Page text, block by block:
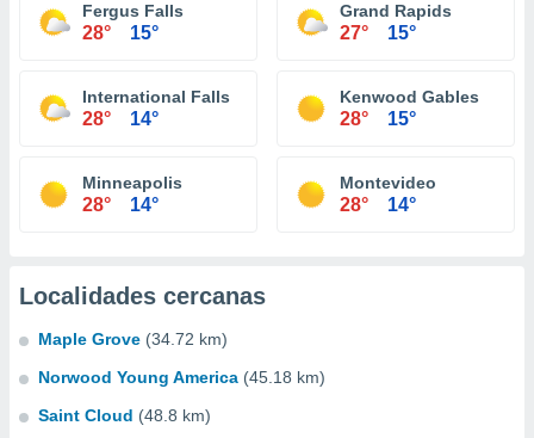
Fergus Falls
28° 15°
Grand Rapids
27° 15°
International Falls
28° 14°
Kenwood Gables
28° 15°
Minneapolis
28° 14°
Montevideo
28° 14°
Localidades cercanas
Maple Grove (34.72 km)
Norwood Young America (45.18 km)
Saint Cloud (48.8 km)